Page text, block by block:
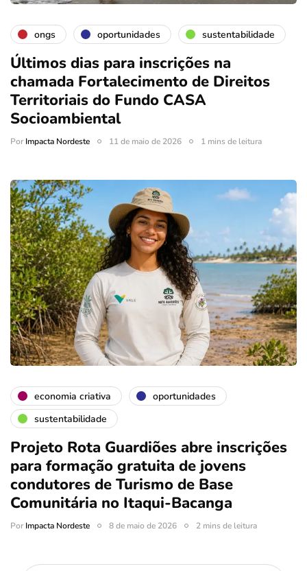
ongs oportunidades sustentabilidade
Últimos dias para inscrições na
chamada Fortalecimento de Direitos
Territoriais do Fundo CASA
Socioambiental
PorImpacta Nordeste 11 de maio de 2026 1 mins de leitura
economia criativa
oportunidades
sustentabilidade
Projeto Rota Guardiões abre inscrições
para formação gratuita de jovens
condutores de Turismo de Base
Comunitária no Itaqui-Bacanga
PorImpacta Nordeste 8 de maio de 2026 2 mins de leitura